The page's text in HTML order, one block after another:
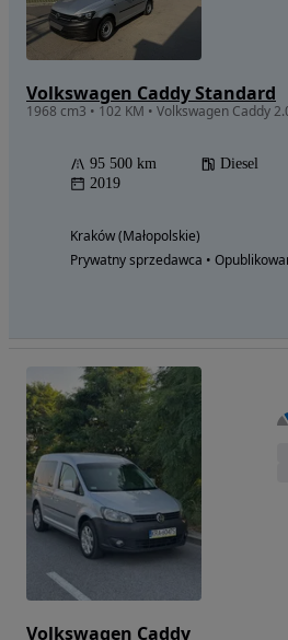
Volkswagen Caddy Standard
1968 cm3 • 102 KM • Volkswagen Caddy
95 500 km Diesel
2019
Kraków (Małopolskie)
Prywatny sprzedawca •
Volkswagen Caddy